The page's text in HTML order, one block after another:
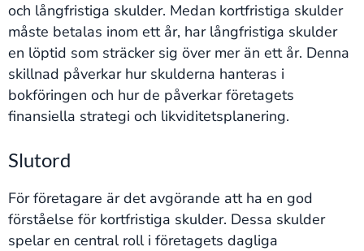
och långfristiga skulder. Medan kortfristiga skulder
måste betalas inom ett år, har långfristiga skulder
en löptid som sträcker sig över mer än ett år. Denna
skillnad påverkar hur skulderna hanteras i
bokföringen och hur de påverkar företagets
finansiella strategi och likviditetsplanering.
Slutord
För företagare är det avgörande att ha en god
förståelse för kortfristiga skulder. Dessa skulder
spelar en central roll i företagets dagliga